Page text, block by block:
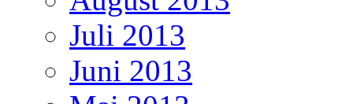
Juli 2013
Juni 2013